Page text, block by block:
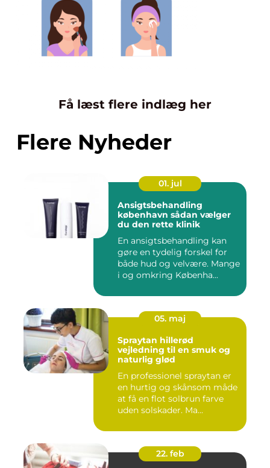
Få læst flere indlæg her
Flere Nyheder
01. jul
Ansigtsbehandling
københavn sådan vælger
du den rette klinik
En ansigtsbehandling kan
gøre en tydelig forskel for
både hud og velvære. Mange
i og omkring Københa...
05. maj
Spraytan hillerød
vejledning til en smuk og
naturlig glød
En professionel spraytan er
en hurtig og skånsom måde
at få en flot solbrun farve
uden solskader. Ma...
22. feb